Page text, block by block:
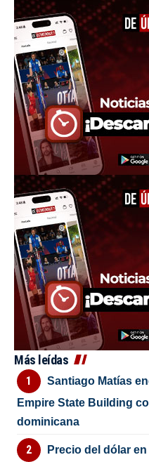
Más leídas
Santiago Matías
Empire State Building
dominicana
Precio del dólar